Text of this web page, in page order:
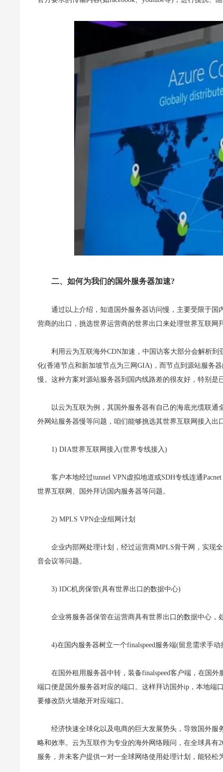
二、如何为我们的国外服务器加速?
通过以上介绍，知道国外服务器访问慢，主要受限于
营商的出口，挑选世界运营商的世界出口来处理世界互联网
利用云为互联海外CDN加速，中国访客大部分会解析
化(香港节点和新加坡节点为三网GIA)，而节点到源站服务
慢。这种方案对源站服务器到国内线路差的很友好，特别是
以云为互联为例，其国外服务器有自己的海底光缆联
外网站服务器慢等问题，咱们能够挑选其世界互联网接入出
1) DIA世界互联网接入(世界专线接入)
客户本地经过tunnel VPN虚拟地道或SDH专线连通
世界互联网、国外拜访国内服务器等问题。
2) MPLS VPN企业组网计划
企业内部网处理计划，经过运营商MPLS骨干网，实现
音会议等问题。
3) IDC机房保管(具有世界出口的数据中心)
企业将服务器保管在运营商具有世界出口的数据中心，
4)在国内服务器树立一个finalspeed服务端(留意需求手
在国外租用服务器中转，装备finalspeed客户端，在国
端口便是国外服务器对应的端口。这样拜访国外ip，本地端
要修改防火墙敞开对应端口。
经济快速全球化以及电商的巨大发展势头，导致国外
略和效率。云为互联作为专业的海外网络顾问，在全球具
服务，并未客户提供一对一全球网络使用处理计划，能轻松